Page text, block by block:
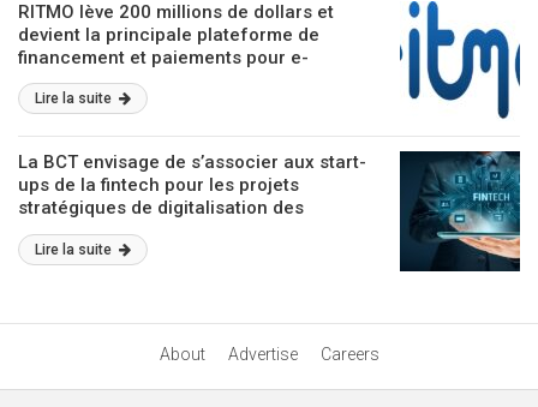
RITMO lève 200 millions de dollars et
devient la principale plateforme de
financement et paiements pour e-
commerce
Lire la suite
La BCT envisage de s’associer aux start-
ups de la fintech pour les projets
stratégiques de digitalisation des
paiements
Lire la suite
About Advertise Careers